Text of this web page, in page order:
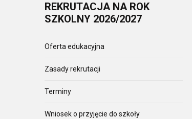
REKRUTACJANA ROK
SZKOLNY 2026/2027
Oferta edukacyjna
Zasady rekrutacji
Terminy
Wniosek o przyjęcie do szkoły